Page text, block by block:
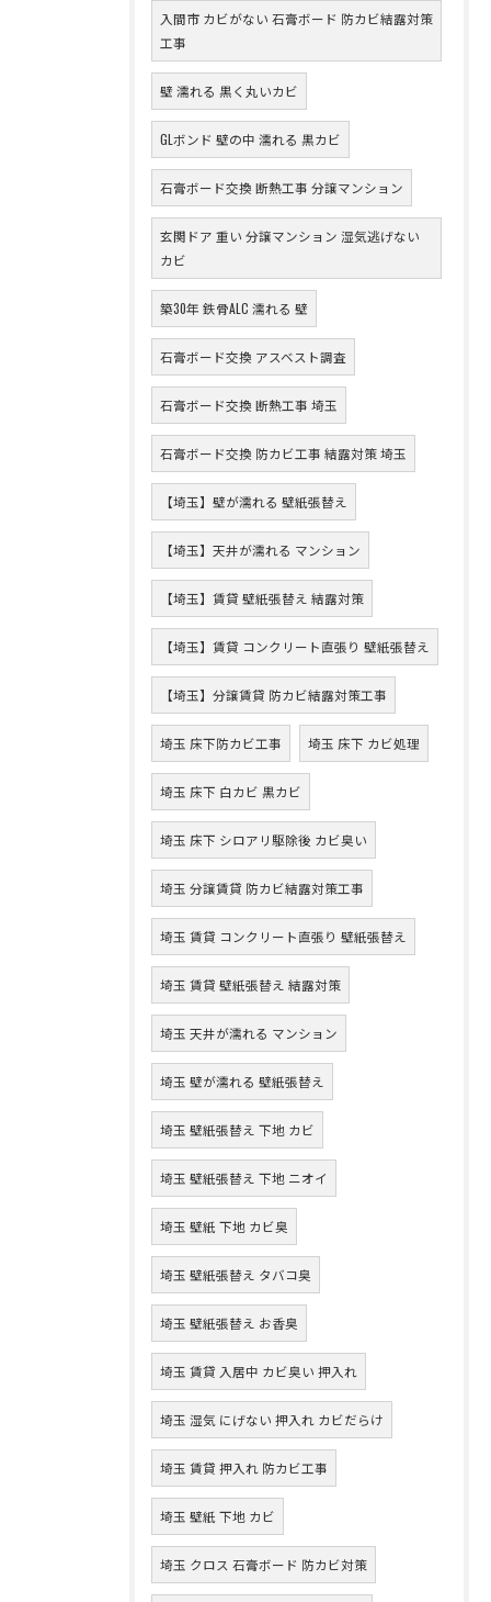
入間市 カビがない 石膏ボード 防カビ結露対策
工事
壁 濡れる 黒く丸いカビ
GLボンド 壁の中 濡れる 黒カビ
石膏ボード交換 断熱工事 分譲マンション
玄関ドア 重い 分譲マンション 湿気逃げない
カビ
築30年 鉄骨ALC 濡れる 壁
石膏ボード交換 アスベスト調査
石膏ボード交換 断熱工事 埼玉
石膏ボード交換 防カビ工事 結露対策 埼玉
【埼玉】壁が濡れる 壁紙張替え
【埼玉】天井が濡れる マンション
【埼玉】賃貸 壁紙張替え 結露対策
【埼玉】賃貸 コンクリート直張り 壁紙張替え
【埼玉】分譲賃貸 防カビ結露対策工事
埼玉 床下防カビ工事 埼玉 床下 カビ処理
埼玉 床下 白カビ 黒カビ
埼玉 床下 シロアリ駆除後 カビ臭い
埼玉 分譲賃貸 防カビ結露対策工事
埼玉 賃貸 コンクリート直張り 壁紙張替え
埼玉 賃貸 壁紙張替え 結露対策
埼玉 天井が濡れる マンション
埼玉 壁が濡れる 壁紙張替え
埼玉 壁紙張替え 下地 カビ
埼玉 壁紙張替え 下地 ニオイ
埼玉 壁紙 下地 カビ臭
埼玉 壁紙張替え タバコ臭
埼玉 壁紙張替え お香臭
埼玉 賃貸 入居中 カビ臭い 押入れ
埼玉 湿気 にげない 押入れ カビだらけ
埼玉 賃貸 押入れ 防カビ工事
埼玉 壁紙 下地 カビ
埼玉 クロス 石膏ボード 防カビ対策